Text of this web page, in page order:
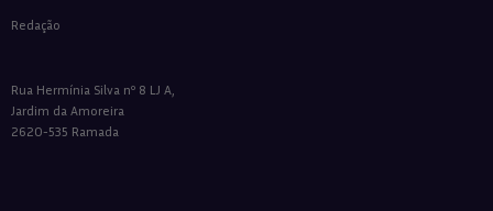
Redação
Rua Hermínia Silva nº 8 LJ A,
Jardim da Amoreira
2620-535 Ramada